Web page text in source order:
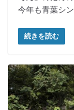
今年も青葉シ
続きを読む